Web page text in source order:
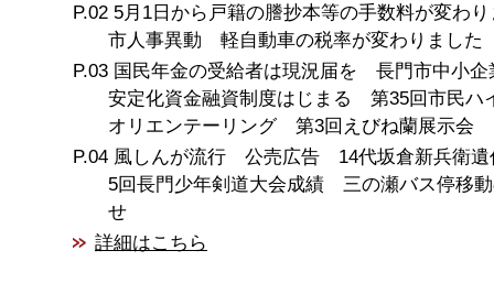
5月1日から戸籍の謄抄本等の手数料が変わ
市人事異動 軽自動車の税率が変わりました
国民年金の受給者は現況届を 長門市中小企
安定化資金融資制度はじまる 第35回市民
オリエンテーリング 第3回えびね蘭展示会
風しんが流行 公売広告 14代坂倉新兵衛
5回長門少年剣道大会成績 三の瀬バス停移
せ
詳細はこちら